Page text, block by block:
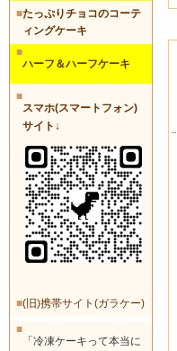
■たっぷりチョコのコーテ
ィングケーキ
■
ハーフ＆ハーフケーキ
■
スマホ(スマートフォン)
サイト↓
■(旧)携帯サイト(ガラケー)
■
「冷凍ケーキって本当に